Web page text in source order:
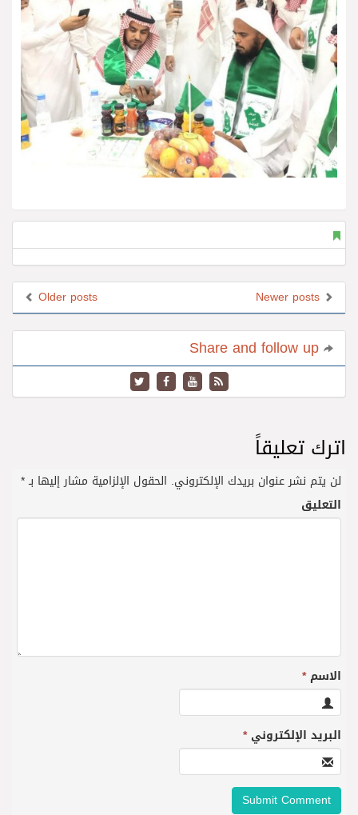
Older posts
اترك تعليقاً
لن يتم نشر عنوان بريدك الإلكتروني. الحقول الإلزامية مشار إليها بـ*
التعليق
الاسم*
البريد الإلكتروني*